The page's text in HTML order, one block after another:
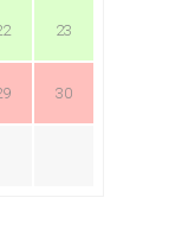
23
30